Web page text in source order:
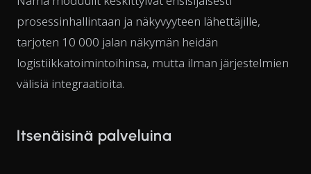
prosessinhallintaan ja näkyvyyteen lähettäjille,
tarjoten 10 000 jalan näkymän heidän
logistiikkatoimintoihinsa, mutta ilman järjestelmien
välisiä integraatioita.
Itsenäisinä palveluina